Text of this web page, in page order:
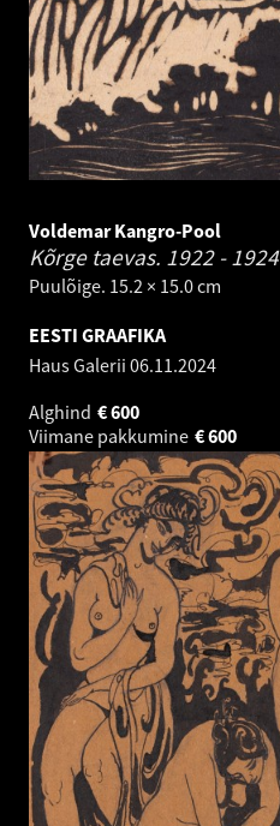
Voldemar Kangro-Pool
Kõrge taevas. 1922 - 1924
Puulõige. 15.2 × 15.0 cm
EESTI GRAAFIKA
Haus Galerii 06.11.2024
Alghind
600
€
Viimane pakkumine
600
€